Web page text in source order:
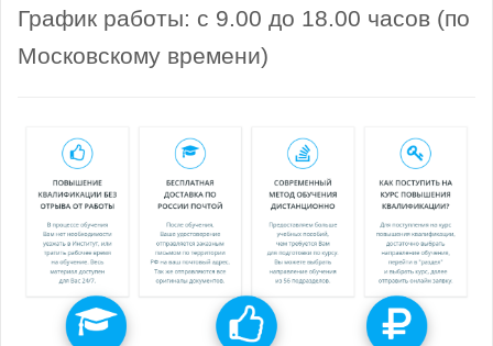
График работы: с 9.00 до 18.00 часов (по
Московскому времени)